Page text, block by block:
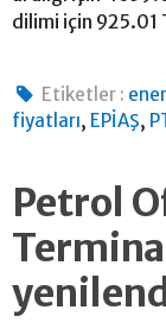
dilimi için 925.01
Etiketler :
fiyatları, EPİAŞ,
Petrol